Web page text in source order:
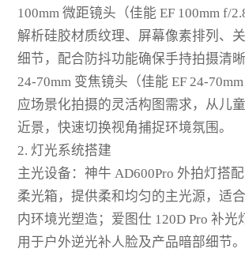
100mm 微距镜头（佳能 EF 100mm f/
解析硅胶材质纹理、屏幕像素排列、
细节，配合防抖功能确保手持拍摄清晰
24-70mm 变焦镜头（佳能 EF 24-
应场景化拍摄的灵活构图需求，从儿
近景，快速切换视角捕捉环境氛围。
2. 灯光系统搭建
主光设备：神牛 AD600Pro 外拍灯搭
柔光箱，提供柔和均匀的主光源，适
内环境光塑造；爱图仕 120D Pro 补光
用于户外逆光补人脸及产品暗部细节。